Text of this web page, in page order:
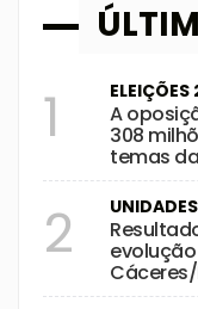
1 A
308
temas
2 evolução